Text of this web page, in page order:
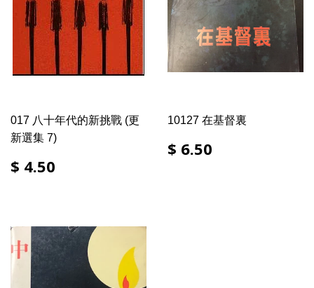
017 八十年代的新挑戰 (更
新選集 7)
$ 4.50
10127 在基督裏
$ 6.50